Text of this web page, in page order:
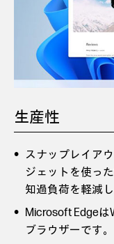
生産性
スナップレイア
ジェットを使っ
知過負荷を軽減し
Microsoft Edgeは
ブラウザーです。